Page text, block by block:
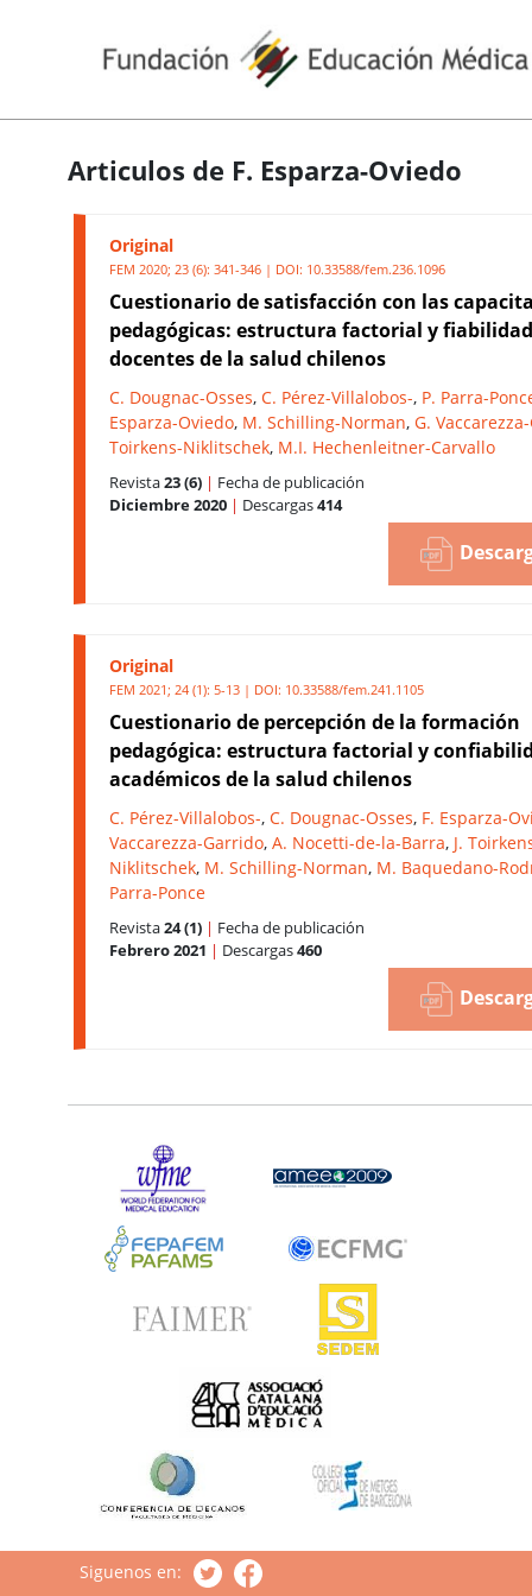
Articulos de F. Esparza-Oviedo
Original
FEM 2020; 23 (6): 341-346 | DOI: 10.33588/fem.236.1096
Cuestionario de satisfacción con las
pedagógicas: estructura factorial y
docentes de la salud chilenos
C. Dougnac-Osses, C. Pérez-Villalobos-, P. Parra-
Esparza-Oviedo, M. Schilling-Norman, G.
Toirkens-Niklitschek, M.I. Hechenleitner-Carvallo
Revista23 (6) | Fecha de publicación
Diciembre 2020 | Descargas414
Original
FEM 2021; 24 (1): 5-13 | DOI: 10.33588/fem.241.1105
Cuestionario de percepción de la formación
pedagógica: estructura factorial y
académicos de la salud chilenos
C. Pérez-Villalobos-, C. Dougnac-Osses, F. Esparza-
Vaccarezza-Garrido, A. Nocetti-de-la-Barra, J.
Niklitschek, M. Schilling-Norman, M. Baquedano-
Parra-Ponce
Revista24 (1) | Fecha de publicación
Febrero 2021 | Descargas460
Siguenos en: